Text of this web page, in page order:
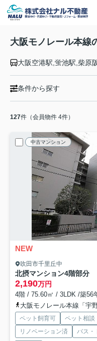
大阪モノレール本線
条件から探す
127件（会員物件 4件）
中古マンション
NEW
吹田市千里丘中
北摂マンション4階部分
2,190万円
4階 / 75.60㎡ / 3LDK /築56
大阪モノレール本線「宇
ペット飼育可 ペット相談
リノベーション済
バス・